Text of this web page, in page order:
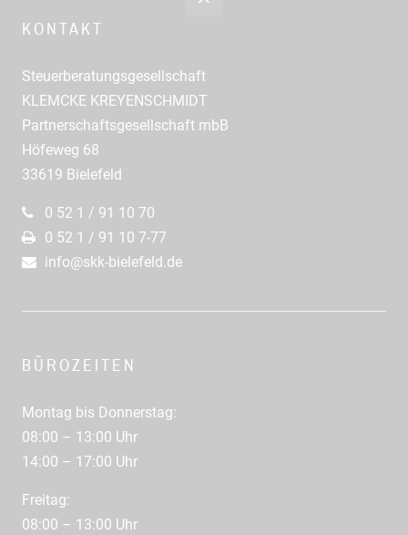
KONTAKT
Steuerberatungsgesellschaft
KLEMCKE KREYENSCHMIDT
Partnerschaftsgesellschaft mbB
Höfeweg 68
33619 Bielefeld
0 52 1 / 91 10 70
0 52 1 / 91 10 7-77
info@skk-bielefeld.de
BÜROZEITEN
Montag bis Donnerstag:
08:00 – 13:00 Uhr
14:00 – 17:00 Uhr
Freitag:
08:00 – 13:00 Uhr